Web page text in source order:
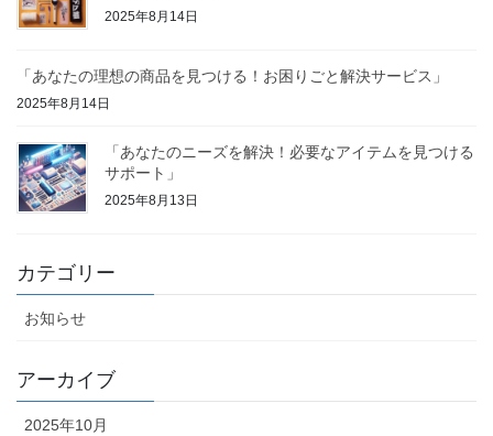
2025年8月14日
「あなたの理想の商品を見つける！お困りごと解決サービス」
2025年8月14日
「あなたのニーズを解決！必要なアイテムを見つける
サポート」
2025年8月13日
カテゴリー
お知らせ
アーカイブ
2025年10月